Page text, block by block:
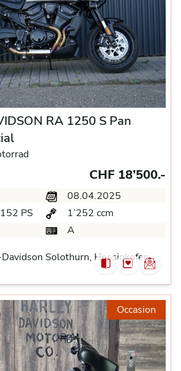
RA 1250 S Pan
CHF 18’500.-
08.04.2025
PS
1’252 ccm
A
Solothurn, Hessigkofen
Occasion